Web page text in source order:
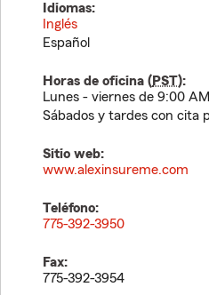
Idiomas:
Inglés
Español
Horas de oficina (PST):
Lunes - viernes de 9:00
Sábados y tardes con cita
Sitio web:
www.alexinsureme.com
Teléfono:
775-392-3950
Fax:
775-392-3954